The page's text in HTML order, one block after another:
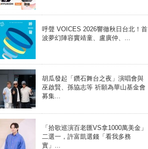
呼聲 VOICES 2026響徹秋日台北！首
波夢幻陣容竇靖童、盧廣仲、...
胡瓜發起「鑽石舞台之夜」演唱會與
巫啟賢、孫協志等 祈願為華山基金會
募集...
「拾歌巡演百老匯VS拿1000萬美金」
二選一，許富凱選錢「看我多務
實」...